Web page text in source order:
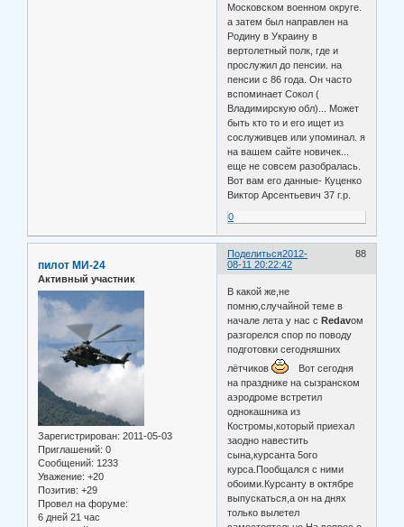
Московском военном округе.
а затем был направлен на
Родину в Украину в
вертолетный полк, где и
прослужил до пенсии. на
пенсии с 86 года. Он часто
вспоминает Сокол (
Владимирскую обл)... Может
быть кто то и его ищет из
сослуживцев или упоминал. я
на вашем сайте новичек...
еще не совсем разобралась.
Вот вам его данные- Куценко
Виктор Арсентьевич 37 г.р.
0
Поделиться 88
2012-
08-11 20:22:42
пилот МИ-24
Активный участник
Зарегистрирован: 2011-05-03
Приглашений: 0
Сообщений: 1233
Уважение: +20
Позитив: +29
Провел на форуме:
6 дней 21 час
В какой же,не
помню,случайной теме в
начале лета у нас сRedavом
разгорелся спор по поводу
подготовки сегодняшних
лётчиков
Вот сегодня
на празднике на сызранском
аэродроме встретил
однокашника из
Костромы,который приехал
заодно навестить
сына,курсанта 5ого
курса.Пообщался с ними
обоими.Курсанту в октябре
выпускаться,а он на днях
только вылетел